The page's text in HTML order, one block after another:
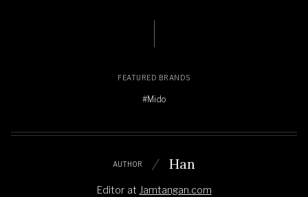
FEATURED BRANDS
#Mido
AUTHOR Han
Editor at Jamtangan.com